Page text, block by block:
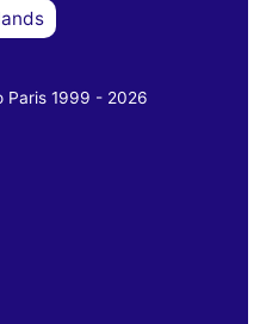
1999 - 2026